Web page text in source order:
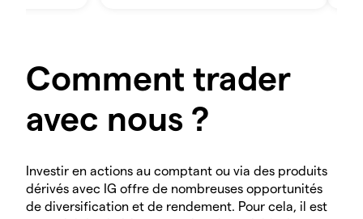
Comment trader
avec nous ?
Investir en actions au comptant ou via des produits
dérivés avec IG offre de nombreuses opportunités
de diversification et de rendement. Pour cela, il est